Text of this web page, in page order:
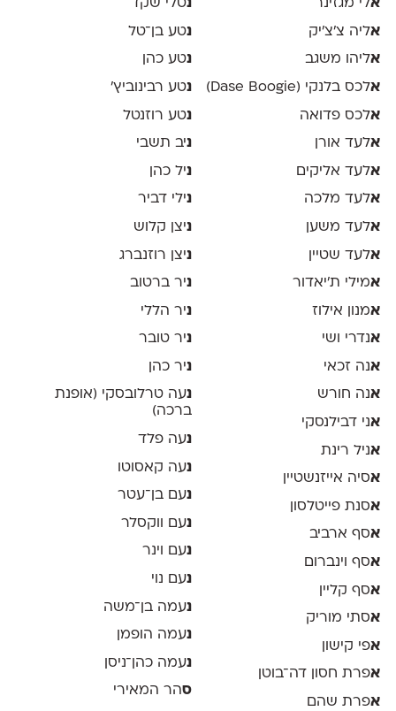
אלי מגזינר
אליה צ׳צ׳יק
אליהו משגב
אלכס בלנקי (Dase Boogie)
אלכס פדואה
אלעד אורן
אלעד אליקים
אלעד מלכה
אלעד משען
אלעד שטיין
אמילי ת׳יאדור
אמנון אילוז
אנדרי ושי
אנה זכאי
אנה חורש
אני דבילנסקי
אניל רינת
אסיה אייזנשטיין
אסנת פייטלסון
אסף ארביב
אסף וינברום
אסף קליין
אסתי מוריק
אפי קישון
אפרת חסון דה־בוטן
אפרת שהם
נטלי שקד
נטע בן־טל
נטע כהן
נטע רבינוביץ׳
נטע רוזנטל
ניב תשבי
ניל כהן
נילי דביר
ניצן קלוש
ניצן רוזנברג
ניר ברטוב
ניר הללי
ניר טובר
ניר כהן
נעה טרלובסקי (אופנת
ברכה)
נעה פלד
נעה קאסוטו
נעם בן־עטר
נעם ווקסלר
נעם וינר
נעם נוי
נעמה בן־משה
נעמה הופמן
נעמה כהן־ניסן
סהר המאירי